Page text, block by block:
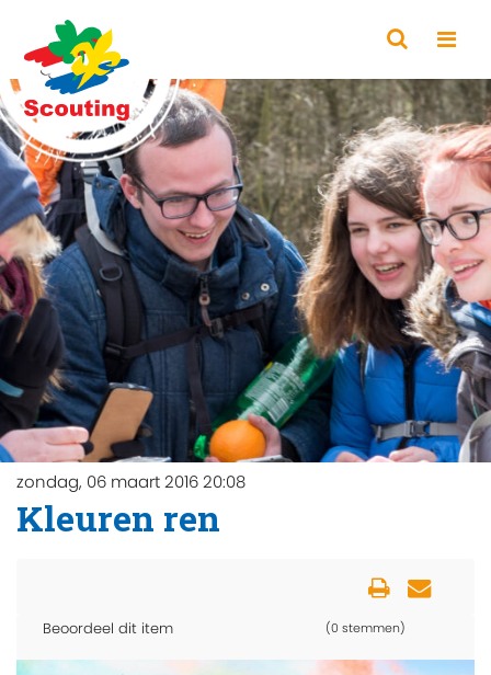
zondag, 06 maart 2016 20:08
Kleuren ren
Beoordeel dit item (0 stemmen)